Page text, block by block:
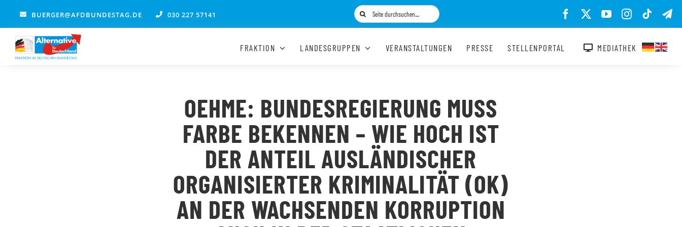
springen
BUERGER@AFDBUNDESTAG.DE 030 227 57141
Suche
nach:
FRAKTION LANDESGRUPPEN VERANSTALTUNGEN PRESSE STELLENPORTAL MEDIATHEK
OEHME: BUNDESREGIERUNG MUSS
FARBE BEKENNEN – WIE HOCH IST
DER ANTEIL AUSLÄNDISCHER
ORGANISIERTER KRIMINALITÄT (OK)
AN DER WACHSENDEN KORRUPTION